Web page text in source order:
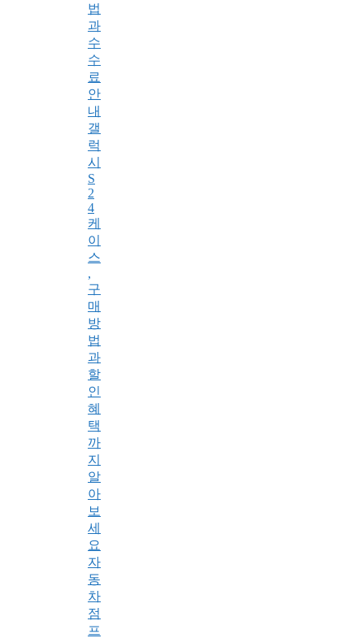
법
과
수
수
료
안
내
갤
럭
시
S
2
4
케
이
스
,
구
매
방
법
과
할
인
혜
택
까
지
알
아
보
세
요
자
동
차
점
프